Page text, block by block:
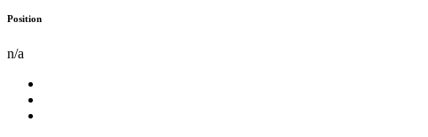
Position
n/a